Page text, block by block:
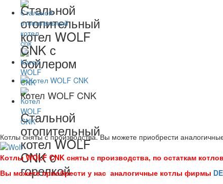
Стальной
отопительный
котел WOLF
CNK с
бойлером
Котел WOLF CNK
Стальной
отопительный
котел WOLF
CNK с
горелкой
Котлы сняты с производства. Вы можете приобрести
Котлы WOLF CNK сняты с производства, по остаткам
Вы можете приобрести у нас аналогичные котлы фирмы